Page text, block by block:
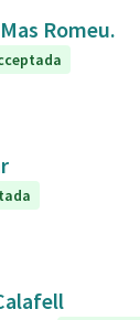
Romeu.